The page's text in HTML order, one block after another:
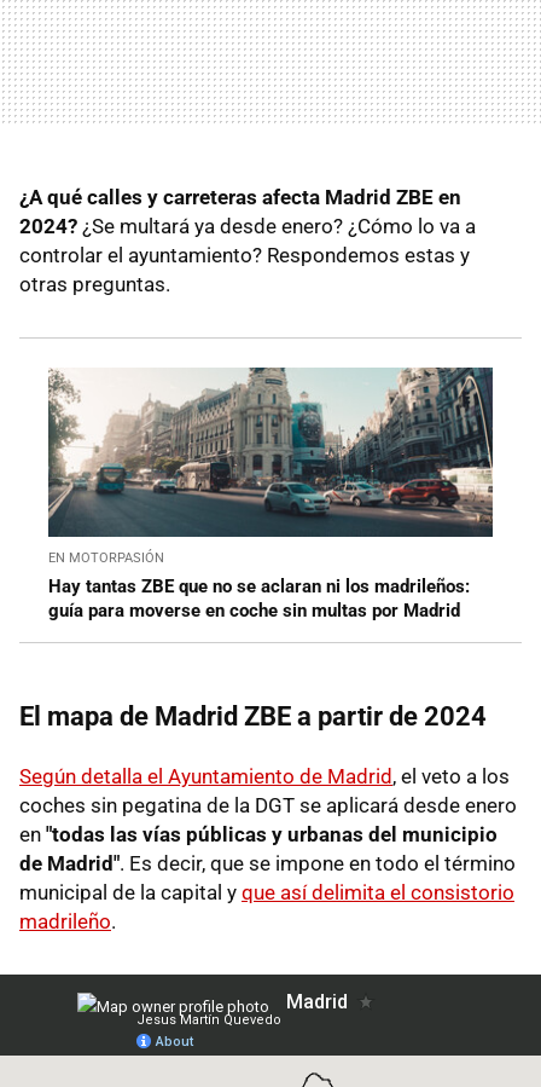
¿A qué calles y carreteras afecta Madrid ZBE en
2024? ¿Se multará ya desde enero? ¿Cómo lo va a
controlar el ayuntamiento? Respondemos estas y
otras preguntas.
EN MOTORPASIÓN
Hay tantas ZBE que no se aclaran ni los madrileños:
guía para moverse en coche sin multas por Madrid
El mapa de Madrid ZBE a partir de 2024
Según detalla el Ayuntamiento de Madrid, el veto a los
coches sin pegatina de la DGT se aplicará desde enero
en "todas las vías públicas y urbanas del municipio
de Madrid". Es decir, que se impone en todo el término
municipal de la capital y que así delimita el consistorio
madrileño.